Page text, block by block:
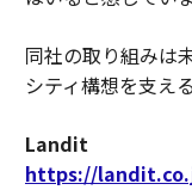
同社の取り組みは
シティ構想を支え
Landit
https://